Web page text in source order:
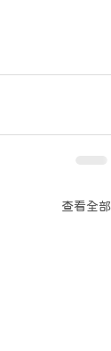
查看全部